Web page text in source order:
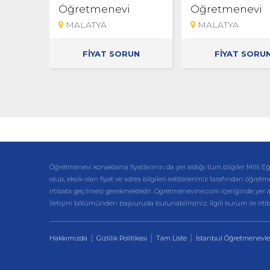
Öğretmenevi
MALATYA
FİYAT SORUN
Öğretmenevi
MALATYA
FİYAT
Öğretmenevi konaklama fiyatlarının da yer aldığı tüm bilgiler Milli
olup, eksik olan fiyat ve adres bilgileri editörlerimiz tarafından
irtibata geçilmesi gerekmektedir. Ogretmenevine.com içeriğinde
İletişim bölümünden başvuruda bulunabilirsiniz. İlgili kurum ile
Hakkımızda Gizlilik Politikası Tam Liste İstanbul